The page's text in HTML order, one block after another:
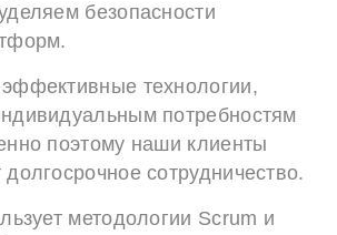
безопасности
технологии,
потребностям
поэтому наши клиенты
сотрудничество.
методологии Scrum и